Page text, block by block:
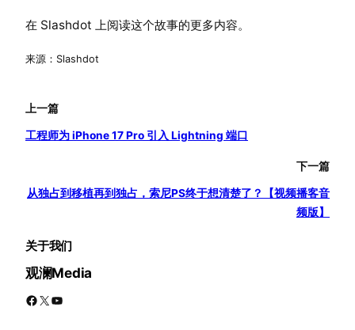
在 Slashdot 上阅读这个故事的更多内容。
来源：Slashdot
上一篇
工程师为 iPhone 17 Pro 引入 Lightning 端口
下一篇
从独占到移植再到独占，索尼PS终于想清楚了？【视频播客音
频版】
关于我们
观澜Media
Facebook X YouTube